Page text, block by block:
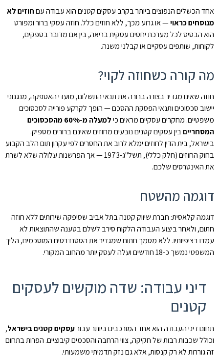
אחד הכשלים הנפוצים ביותר בקרב עסקים קטנים הוא עבודה עםחוזים לא
מנוסחים כראוי— או גרוע מכך, ללא חוזים כלל. חוזה עסקי ברור ומפורט
הוא הבסיס לכל מערכת יחסים עסקית בריאה, בין אם מדובר בספקים,
לקוחות, שותפים עסקיים או קבלני משנה.
מה קורה כשחוזה לקוי?
חוזה שאינו מגדיר בצורה ברורה את תנאי התשלום, מועדי האספקה, מנגנוני
יישוב סכסוכים ותנאי הפסקת ההסכם — הופך לקרקע פורייה לסכסוכים
משפטיים. מחקרים עסקיים מראים כי
למעלה מ-60% מהסכסוכים
המסחרייםבין עסקים קטנים נובעים מחוזים שאינם ברורים מספיק.
בישראל, בית הדין לחוזים ימלא לרוב את החסרים לפי עקרון תום הלב הקבוע
בחוק החוזים (חלק כללי), תשל"ג-1973 — אך הפרשנות עלולה שלא לשרת
את האינטרסים שלכם.
דוגמה מהשטח
דוגמה קלאסית: חברת שיווק קטנה בתל אביב שסיפקה שירותים ללא חוזה
חתום, ולאחר ביצוע העבודה הלקוח סירב לשלם בטענה שהתוצאות לא
עמדו בציפיותיו. ללא מסמך חתום שמגדיר את הסטנדרטים המוסכמים, הליך
המשפטי נמשך כ-18 חודשים ועלה לעסק יותר מהחוב המקורי.
דיני עבודה: שדה מוקשים לעסקים
קטנים
תחום דיני העבודה הוא אחד המורכבים ביותר עבורעסקים קטנים בישראל,
וכולל שכבות רבות של חקיקה, צווי הרחבה והסכמים קיבוציים. הפרות בתחום
זה גוררות לא רק קנסות, אלא גם נזק תדמיתי משמעותי.